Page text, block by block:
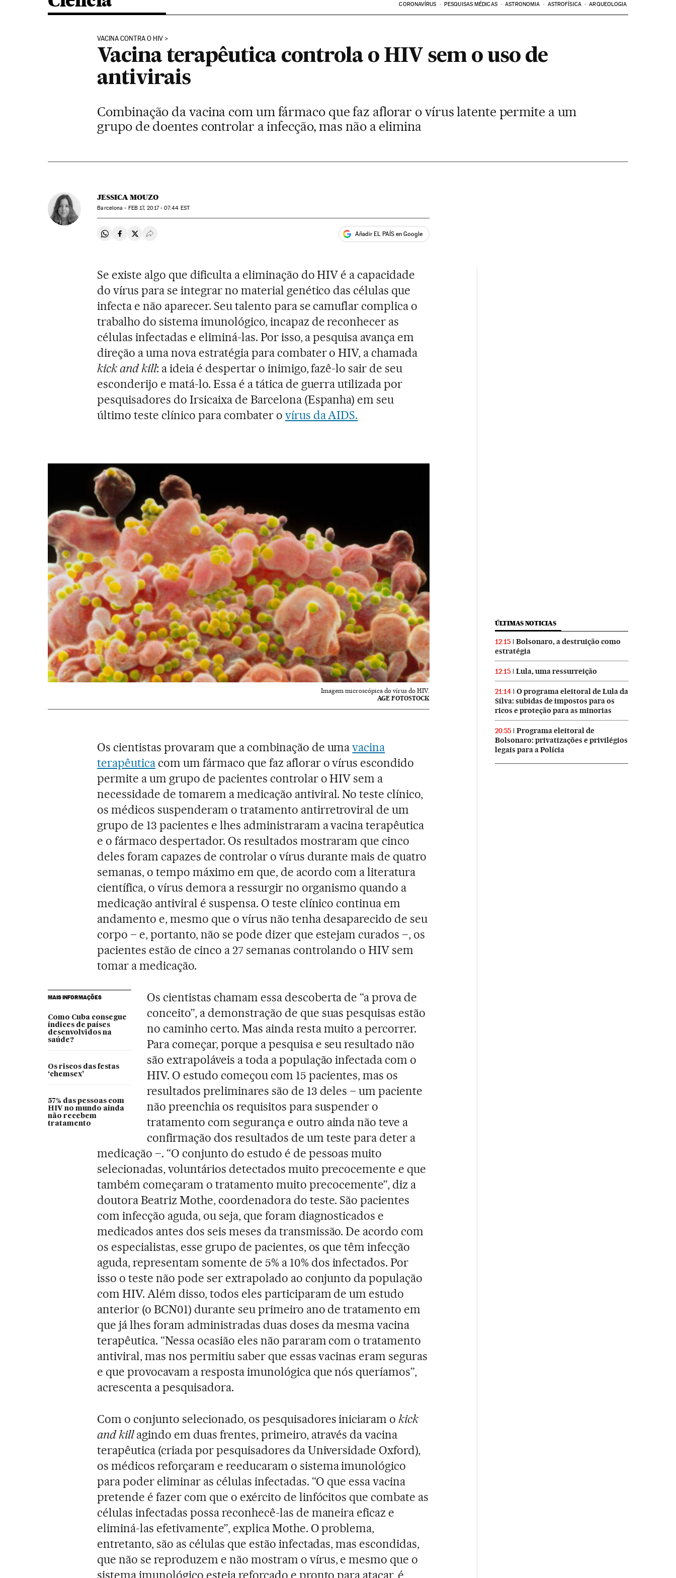
CORONAVÍRUS PESQUISAS MÉDICAS ASTRONOMIA ASTROFÍSICA ARQUEOLOGIA
VACINA CONTRA O HIV
Vacina terapêutica controla o HIV sem o uso de
antivirais
Combinação da vacina com um fármaco que faz aflorar o vírus latente permite a um
grupo de doentes controlar a infecção, mas não a elimina
JESSICA MOUZO
Barcelona - FEB17, 2017 - 07:44 EST
Compartir en Whatsapp
Compartir en Facebook
Compartir en Twitter
Desplegar Redes Sociales Añadir EL PAÍS en Google
Se existe algo que dificulta a eliminação do HIV é a capacidade
do vírus para se integrar no material genético das células que
infecta e não aparecer. Seu talento para se camuflar complica o
trabalho do sistema imunológico, incapaz de reconhecer as
células infectadas e eliminá-las. Por isso, a pesquisa avança em
direção a uma nova estratégia para combater o HIV, a chamada
kick and kill: a ideia é despertar o inimigo, fazê-lo sair de seu
esconderijo e matá-lo. Essa é a tática de guerra utilizada por
pesquisadores do Irsicaixa de Barcelona (Espanha) em seu
último teste clínico para combater o vírus da AIDS.
Imagem microscópica do vírus do HIV.
AGE FOTOSTOCK
Os cientistas provaram que a combinação de umavacina
terapêutica com um fármaco que faz aflorar o vírus escondido
permite a um grupo de pacientes controlar o HIV sem a
necessidade de tomarem a medicação antiviral. No teste clínico,
os médicos suspenderam o tratamento antirretroviral de um
grupo de 13 pacientes e lhes administraram a vacina terapêutica
e o fármaco despertador. Os resultados mostraram que cinco
deles foram capazes de controlar o vírus durante mais de quatro
semanas, o tempo máximo em que, de acordo com a literatura
científica, o vírus demora a ressurgir no organismo quando a
medicação antiviral é suspensa. O teste clínico continua em
andamento e, mesmo que o vírus não tenha desaparecido de seu
corpo – e, portanto, não se pode dizer que estejam curados –, os
pacientes estão de cinco a 27 semanas controlando o HIV sem
tomar a medicação.
MAIS INFORMAÇÕES
Como Cuba consegue
índices de países
desenvolvidos na
saúde?
Os riscos das festas
‘chemsex’
57% das pessoas com
HIV no mundo ainda
não recebem
tratamento
Os cientistas chamam essa descoberta de “a prova de
conceito”, a demonstração de que suas pesquisas estão
no caminho certo. Mas ainda resta muito a percorrer.
Para começar, porque a pesquisa e seu resultado não
são extrapoláveis a toda a população infectada com o
HIV. O estudo começou com 15 pacientes, mas os
resultados preliminares são de 13 deles – um paciente
não preenchia os requisitos para suspender o
tratamento com segurança e outro ainda não teve a
confirmação dos resultados de um teste para deter a
medicação –. “O conjunto do estudo é de pessoas muito
selecionadas, voluntários detectados muito precocemente e que
também começaram o tratamento muito precocemente”, diz a
doutora Beatriz Mothe, coordenadora do teste. São pacientes
com infecção aguda, ou seja, que foram diagnosticados e
medicados antes dos seis meses da transmissão. De acordo com
os especialistas, esse grupo de pacientes, os que têm infecção
aguda, representam somente de 5% a 10% dos infectados. Por
isso o teste não pode ser extrapolado ao conjunto da população
com HIV. Além disso, todos eles participaram de um estudo
anterior (o BCN01) durante seu primeiro ano de tratamento em
que já lhes foram administradas duas doses da mesma vacina
terapêutica. “Nessa ocasião eles não pararam com o tratamento
antiviral, mas nos permitiu saber que essas vacinas eram seguras
e que provocavam a resposta imunológica que nós queríamos”,
acrescenta a pesquisadora.
Com o conjunto selecionado, os pesquisadores iniciaram o kick
and killagindo em duas frentes, primeiro, através da vacina
terapêutica (criada por pesquisadores da Universidade Oxford),
os médicos reforçaram e reeducaram o sistema imunológico
para poder eliminar as células infectadas. “O que essa vacina
pretende é fazer com que o exército de linfócitos que combate as
células infectadas possa reconhecê-las de maneira eficaz e
eliminá-las efetivamente”, explica Mothe. O problema,
entretanto, são as células que estão infectadas, mas escondidas,
que não se reproduzem e não mostram o vírus, e mesmo que o
sistema imunológico esteja reforçado e pronto para atacar, é
ÚLTIMAS NOTICIAS
12:15
Bolsonaro, a destruição como
estratégia
12:15 Lula, uma ressurreição
21:14
O programa eleitoral de Lula da
Silva: subidas de impostos para os
ricos e proteção para as minorias
20:55
Programa eleitoral de
Bolsonaro: privatizações e privilégios
legais para a Polícia